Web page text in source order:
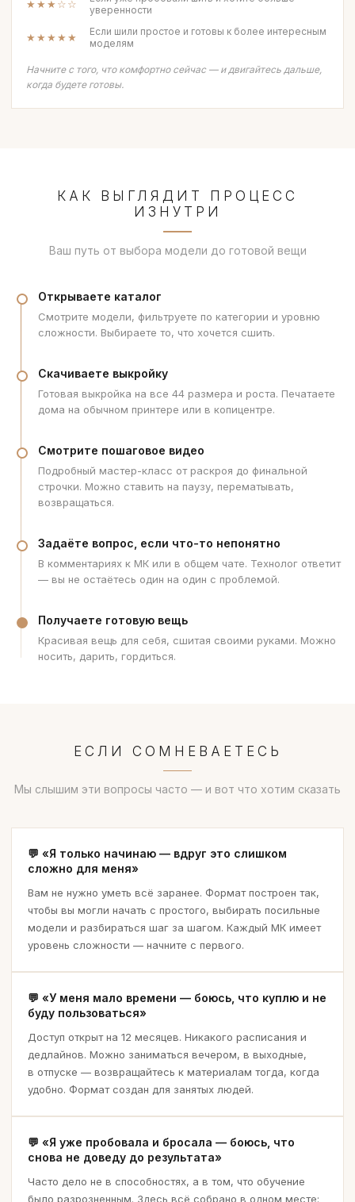
★★★☆☆
уверенности
★★★★★
Если шили простое и готовы к более интересным
моделям
Начните с того, что комфортно сейчас — и двигайтесь дальше,
когда будете готовы.
КАК ВЫГЛЯДИТ ПРОЦЕСС
ИЗНУТРИ
Ваш путь от выбора модели до готовой вещи
Открываете каталог
Смотрите модели, фильтруете по категории и уровню
сложности. Выбираете то, что хочется сшить.
Скачиваете выкройку
Готовая выкройка на все 44 размера и роста. Печатаете
дома на обычном принтере или в копицентре.
Смотрите пошаговое видео
Подробный мастер-класс от раскроя до финальной
строчки. Можно ставить на паузу, перематывать,
возвращаться.
Задаёте вопрос, если что-то непонятно
В комментариях к МК или в общем чате. Технолог ответит
— вы не остаётесь один на один с проблемой.
Получаете готовую вещь
Красивая вещь для себя, сшитая своими руками. Можно
носить, дарить, гордиться.
ЕСЛИ СОМНЕВАЕТЕСЬ
Мы слышим эти вопросы часто — и вот что хотим сказать
«Я только начинаю — вдруг это слишком
сложно для меня»
Вам не нужно уметь всё заранее. Формат построен так,
чтобы вы могли начать с простого, выбирать посильные
модели и разбираться шаг за шагом. Каждый МК имеет
уровень сложности — начните с первого.
«У меня мало времени — боюсь, что куплю и не
буду пользоваться»
Доступ открыт на 12 месяцев. Никакого расписания и
дедлайнов. Можно заниматься вечером, в выходные,
в отпуске — возвращайтесь к материалам тогда, когда
удобно. Формат создан для занятых людей.
«Я уже пробовала и бросала — боюсь, что
снова не доведу до результата»
Часто дело не в способностях, а в том, что обучение
было разрозненным. Здесь всё собрано в одном месте: